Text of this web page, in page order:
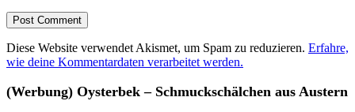
Diese Website verwendet Akismet, um Spam zu reduzieren. Erfahre,
wie deine Kommentardaten verarbeitet werden.
(Werbung) Oysterbek – Schmuckschälchen aus Austern